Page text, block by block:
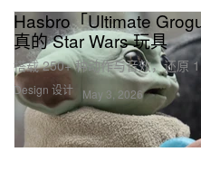
Design 设计
Hasbro「Ultimate
真的 Star Wars 玩具
搭载 250+ 种动作与音效，还原
May 3, 2026